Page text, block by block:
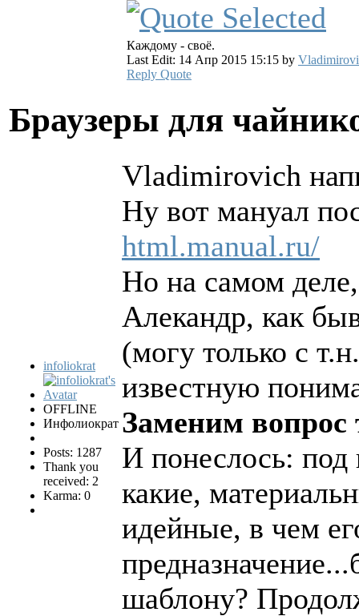
Каждому - своё.
Last Edit: 14 Апр 2015 15:15 by
Reply Quote
Браузеры для
infoliokrat
OFFLINE
Инфолиократ
Posts: 1287
Thank you
received: 2
Karma: 0
Vladimirovich
Ну вот мануал
html.manual.ru/
Но на самом деле,
Алекандр, как
(могу только с
известную
Заменим вопрос
И понеслось: под
какие,
идейные, в чем
шаблону?